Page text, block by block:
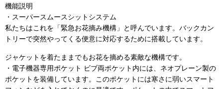
機能説明
・スーパースムースシットシステム
私たちはこれを「緊急お花摘み機構」と呼んでいます。バックカン
トリーで突然やってくる便意に対応するために搭載しています。
ジャケットを着たままでもお花を摘める素敵な機構です。
・電子機器専用ポケット ビブ両ポケット内には、ネオプレーン製の
ポケットを装備しています。このポケットには寒さに弱いスマート